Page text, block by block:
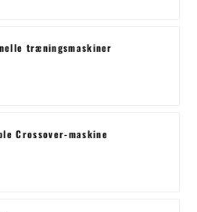
træningsmaskiner
Crossover-maskine